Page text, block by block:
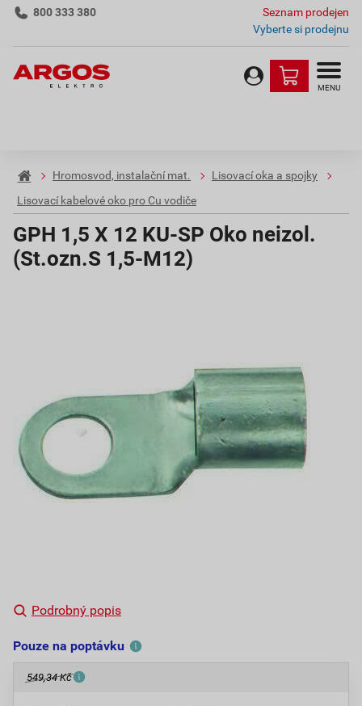
800 333 380
Seznam prodejen
Vyberte si prodejnu
MENU
Hromosvod, instalační mat.
Lisovací oka a spojky
Lisovací kabelové oko pro Cu vodiče
GPH 1,5 X 12 KU-SP Oko neizol.
(St.ozn.S 1,5-M12)
Podrobný popis
Pouze na poptávku
549,34 Kč